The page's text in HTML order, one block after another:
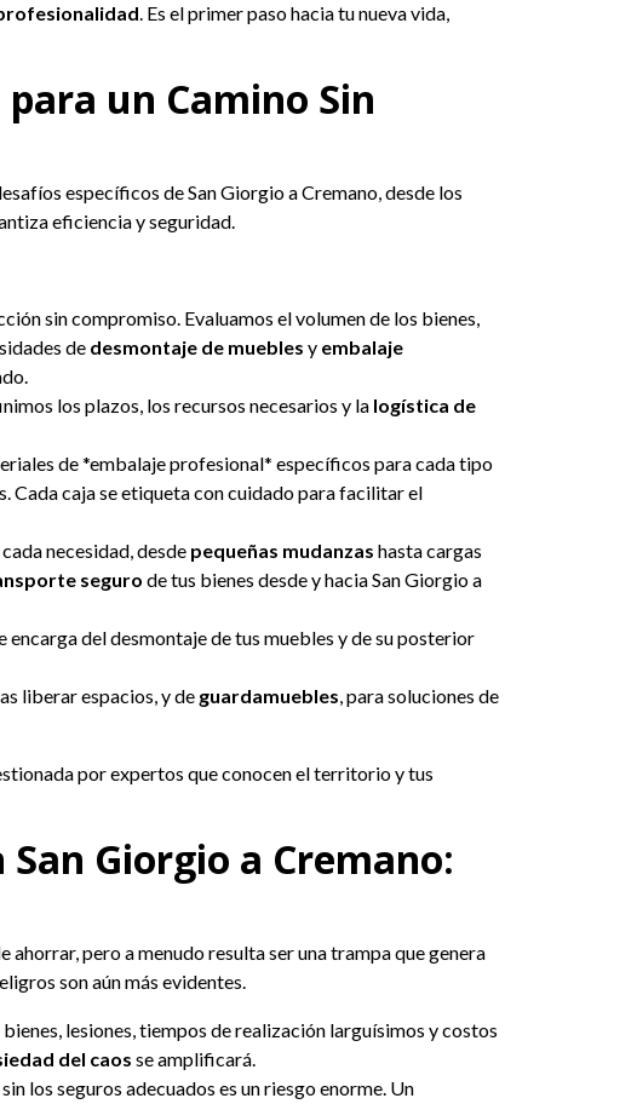
. Es el primer paso hacia tu nueva vida,
un Camino Sin
específicos de San Giorgio a Cremano, desde los
eficiencia y seguridad.
sin compromiso. Evaluamos el volumen de los bienes,
de desmontaje de muebles y embalaje
los plazos, los recursos necesarios y la logística de
de *embalaje profesional* específicos para cada tipo
Cada caja se etiqueta con cuidado para facilitar el
necesidad, desde pequeñas mudanzas hasta cargas
seguro de tus bienes desde y hacia San Giorgio a
del desmontaje de tus muebles y de su posterior
liberar espacios, y de guardamuebles, para soluciones de
por expertos que conocen el territorio y tus
Giorgio a Cremano:
pero a menudo resulta ser una trampa que genera
son aún más evidentes.
lesiones, tiempos de realización larguísimos y costos
del caos se amplificará.
los seguros adecuados es un riesgo enorme. Un